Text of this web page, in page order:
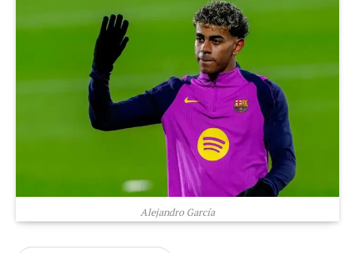
Alejandro García